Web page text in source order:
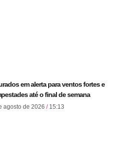
em alerta para ventos fortes e
até o final de semana
agosto de 2026 15:13